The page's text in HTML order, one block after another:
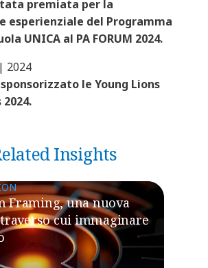
premiata per la
esperienziale del Programma
UNICA al PA FORUM 2024.
2024
sponsorizzato le Young Lions
Insights
Framing, una nuova
cui immaginare